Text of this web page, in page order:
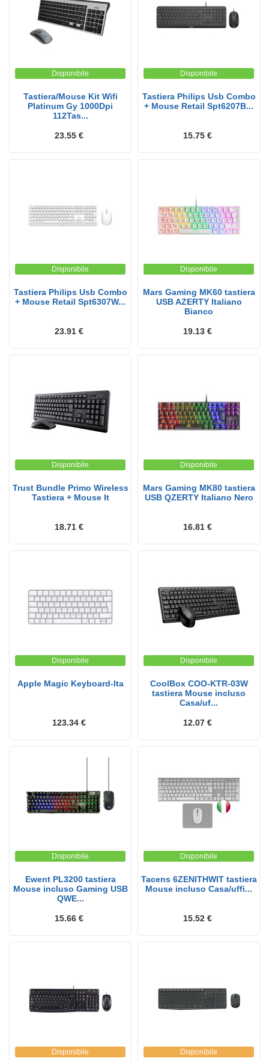
Disponibile
Tastiera/Mouse Kit Wifi
Platinum Gy 1000Dpi
112Tas...
23.55 €
Disponibile
Tastiera Philips Usb Combo
+ Mouse Retail Spt6207B...
15.75 €
Disponibile
Tastiera Philips Usb Combo
+ Mouse Retail Spt6307W...
23.91 €
Disponibile
Mars Gaming MK60 tastiera
USB AZERTY Italiano
Bianco
19.13 €
Disponibile
Trust Bundle Primo Wireless
Tastiera + Mouse It
18.71 €
Disponibile
Mars Gaming MK80 tastiera
USB QZERTY Italiano Nero
16.81 €
Disponibile
Apple Magic Keyboard-Ita
123.34 €
Disponibile
CoolBox COO-KTR-03W
tastiera Mouse incluso
Casa/uf...
12.07 €
Disponibile
Ewent PL3200 tastiera
Mouse incluso Gaming USB
QWE...
15.66 €
Disponibile
Tacens 6ZENITHWIT tastiera
Mouse incluso Casa/uffi...
15.52 €
Disponibile Disponibile